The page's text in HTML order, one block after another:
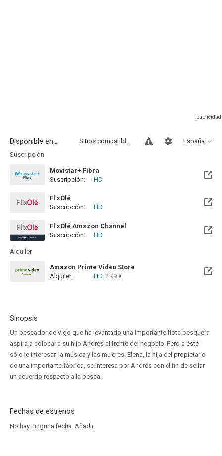
Disponible en... España
Sitios compatibles
Suscripción
Movistar+ Fibra
Disponible hasta el Vie, 01 Ene 2100 (Quedan 73 años)
Suscripción: HD
FlixOlé
Suscripción:
HD
FlixOlé Amazon Channel
Suscripción:
HD
Alquiler
Amazon Prime Video Store
Alquiler:
HD 2.99 €
Sinopsis
Un pescador de Vigo que ha levantado una importante flota pesquera
aspira a colocar a su hijo Andrés al frente del negocio. Pero a éste
sólo le interesan la música y las mujeres. Elena, la hija del propietario
de una importante fábrica, se interesa por Andrés con el fin de sellar
un acuerdo respecto a la pesca.
Fechas de estrenos
No hay ninguna fecha. Añadir